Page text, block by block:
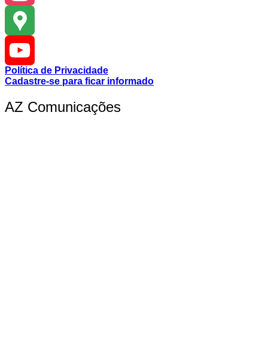
Instagram
Google
Maps
YouTube
Channel
Política de Privacidade
Cadastre-se para ficar informado
AZ Comunicações